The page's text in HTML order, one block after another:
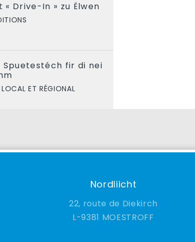
Drive-In » zu Ëlwen
Spuetestéch fir di nei
LOCAL ET RÉGIONAL
Nordliicht
22, route de Diekirch
9381 MOESTROFF